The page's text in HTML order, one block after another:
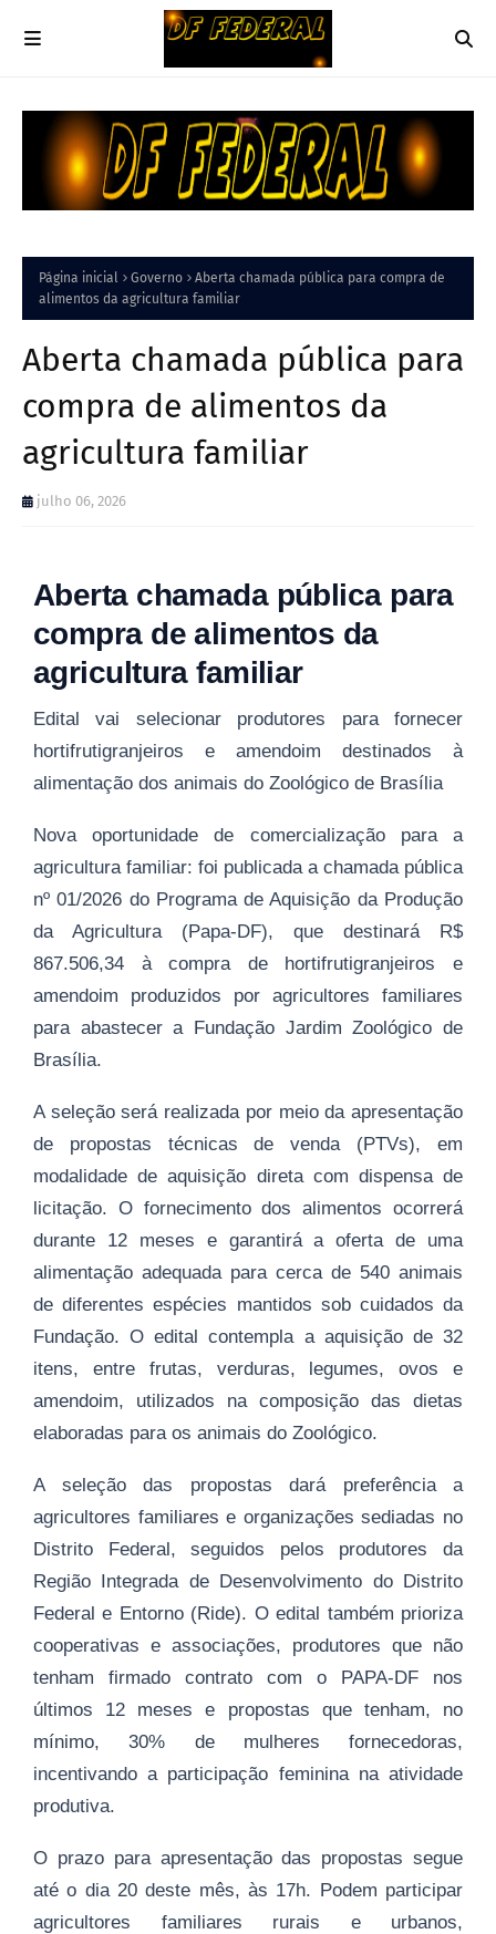
Página inicial Governo
Aberta chamada pública para compra de
alimentos da agricultura familiar
Aberta chamada pública para
compra de alimentos da
agricultura familiar
julho 06, 2026
Aberta chamada pública para
compra de alimentos da
agricultura familiar
Edital vai selecionar produtores para fornecer
hortifrutigranjeiros e amendoim destinados à
alimentação dos animais do Zoológico de Brasília
Nova oportunidade de comercialização para a
agricultura familiar: foi publicada a chamada pública
nº 01/2026 do Programa de Aquisição da Produção
da Agricultura (Papa-DF), que destinará R$
867.506,34 à compra de hortifrutigranjeiros e
amendoim produzidos por agricultores familiares
para abastecer a Fundação Jardim Zoológico de
Brasília.
A seleção será realizada por meio da apresentação
de propostas técnicas de venda (PTVs), em
modalidade de aquisição direta com dispensa de
licitação. O fornecimento dos alimentos ocorrerá
durante 12 meses e garantirá a oferta de uma
alimentação adequada para cerca de 540 animais
de diferentes espécies mantidos sob cuidados da
Fundação. O edital contempla a aquisição de 32
itens, entre frutas, verduras, legumes, ovos e
amendoim, utilizados na composição das dietas
elaboradas para os animais do Zoológico.
A seleção das propostas dará preferência a
agricultores familiares e organizações sediadas no
Distrito Federal, seguidos pelos produtores da
Região Integrada de Desenvolvimento do Distrito
Federal e Entorno (Ride). O edital também prioriza
cooperativas e associações, produtores que não
tenham firmado contrato com o PAPA-DF nos
últimos 12 meses e propostas que tenham, no
mínimo, 30% de mulheres fornecedoras,
incentivando a participação feminina na atividade
produtiva.
O prazo para apresentação das propostas segue
até o dia 20 deste mês, às 17h. Podem participar
agricultores familiares rurais e urbanos,